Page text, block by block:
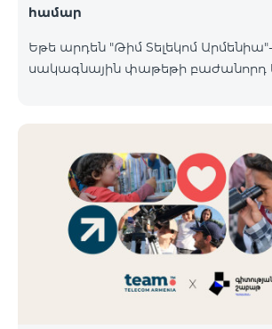
համար
Եթե արդեն "Թիմ Տելեկոմ
սակագնային փաթեթի բաժանորդ
մեկ հպումով ու անսպառ
Place-ի Aqara սարքավորումներով։
ծառայությունների փաթեթների
բաժանորդները ունեն
բերելու Aqara ապրանքանիշի
սարքավորումները հատուկ
Սարքավորումները հասանելի են